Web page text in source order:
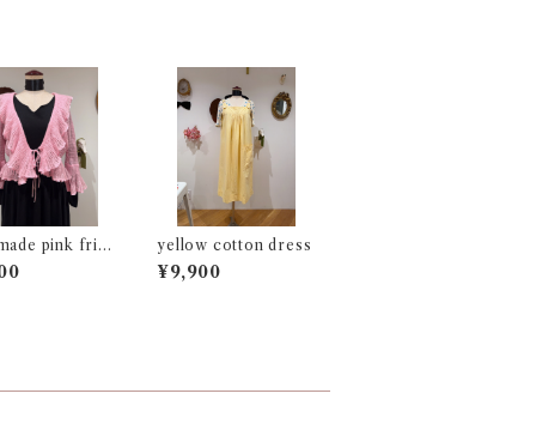
pink frill
yellow cotton dress
¥9,900